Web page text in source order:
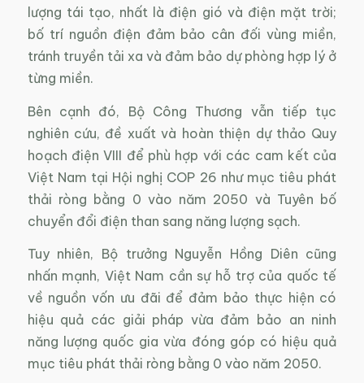
lượng tái tạo, nhất là điện gió và điện mặt trời;
bố trí nguồn điện đảm bảo cân đối vùng miền,
tránh truyền tải xa và đảm bảo dự phòng hợp lý ở
từng miền.
Bên cạnh đó, Bộ Công Thương vẫn tiếp tục
nghiên cứu, đề xuất và hoàn thiện dự thảo Quy
hoạch điện VIII để phù hợp với các cam kết của
Việt Nam tại Hội nghị COP 26 như mục tiêu phát
thải ròng bằng 0 vào năm 2050 và Tuyên bố
chuyển đổi điện than sang năng lượng sạch.
Tuy nhiên, Bộ trưởng Nguyễn Hồng Diên cũng
nhấn mạnh, Việt Nam cần sự hỗ trợ của quốc tế
về nguồn vốn ưu đãi để đảm bảo thực hiện có
hiệu quả các giải pháp vừa đảm bảo an ninh
năng lượng quốc gia vừa đóng góp có hiệu quả
mục tiêu phát thải ròng bằng 0 vào năm 2050.